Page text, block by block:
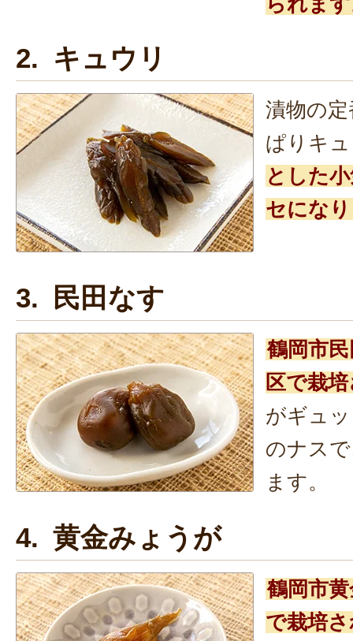
2. キュウリ
漬物の
ぱりキ
とした
セにな
3. 民田なす
鶴岡市
区で栽
がギュ
のナス
ます。
4. 黄金みょうが
鶴岡市
で栽培